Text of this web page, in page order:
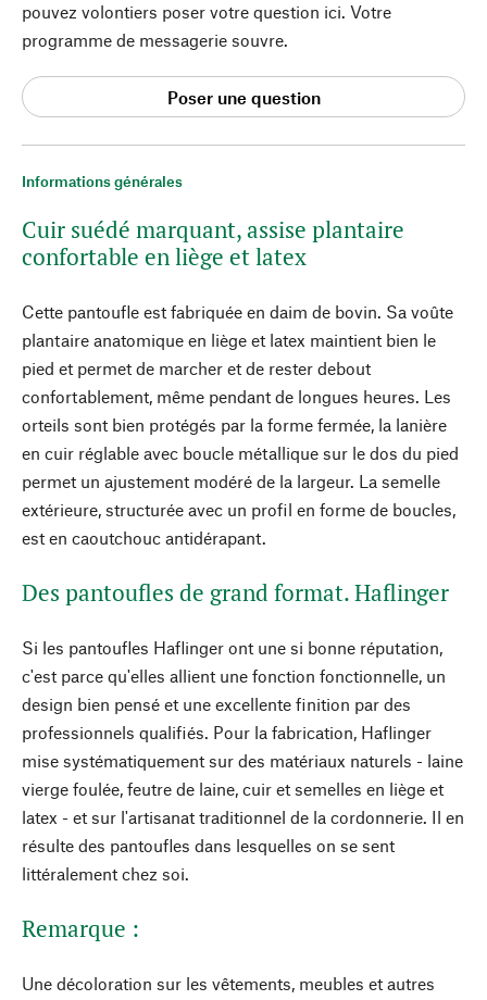
Informations générales
Cuir suédé marquant, assise plantaire
confortable en liège et latex
Cette pantoufle est fabriquée en daim de bovin. Sa voûte
plantaire anatomique en liège et latex maintient bien le
pied et permet de marcher et de rester debout
confortablement, même pendant de longues heures. Les
orteils sont bien protégés par la forme fermée, la lanière
en cuir réglable avec boucle métallique sur le dos du pied
permet un ajustement modéré de la largeur. La semelle
extérieure, structurée avec un profil en forme de boucles,
est en caoutchouc antidérapant.
Des pantoufles de grand format. Haflinger
Si les pantoufles Haflinger ont une si bonne réputation,
c'est parce qu'elles allient une fonction fonctionnelle, un
design bien pensé et une excellente finition par des
professionnels qualifiés. Pour la fabrication, Haflinger
mise systématiquement sur des matériaux naturels - laine
vierge foulée, feutre de laine, cuir et semelles en liège et
latex - et sur l'artisanat traditionnel de la cordonnerie. Il en
résulte des pantoufles dans lesquelles on se sent
littéralement chez soi.
Remarque :
Une décoloration sur les vêtements, meubles et autres
pouvez volontiers poser votre question ici. Votre
programme de messagerie souvre.
Poser une question